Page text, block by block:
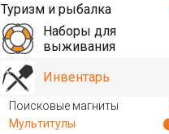
Туризм и рыбалка
Наборы для
выживания
Инвентарь
Поисковые магниты
Мультитулы